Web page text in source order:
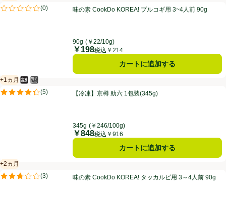
味の素 CookDo KOREA! プルコギ用 3~4人前 90g
(0)
評価は0件のレビューで5点中0.0点。味の素 CookDo KOREA! プルコギ用 3~4人前 90g
90g (￥22/10g)
価格
￥198税込￥214
カートに追加する
【冷凍】京樽 助六 1包装(345g)
+1ヵ月
賞味・消費期限保証：1ヵ月
冷凍食品
電子レンジ使用可
(5)
評価は5件のレビューで5点中4.4点。【冷凍】京樽 助六 1包装(345g)
345g (￥246/100g)
価格
￥848税込￥916
カートに追加する
味の素 CookDo KOREA! タッカルビ用 3～4人前 90g
+2ヵ月
賞味・消費期限保証：2ヵ月
(3)
評価は3件のレビューで5点中2.7点。味の素 CookDo KOREA! タッカルビ用 3～4人前 90g